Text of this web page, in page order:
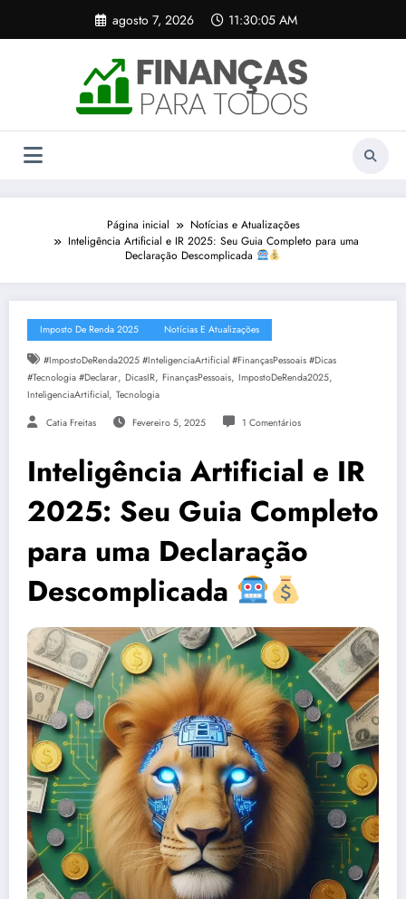
o
agosto 7, 2026 11:30:06 AM
Página inicial
Notícias e Atualizações
Inteligência Artificial e IR 2025: Seu Guia Completo para uma
Declaração Descomplicada
Imposto De Renda 2025 Notícias E Atualizações
#ImpostoDeRenda2025 #InteligenciaArtificial #FinançasPessoais #Dicas
#Tecnologia #Declarar, DicasIR, FinançasPessoais, ImpostoDeRenda2025,
InteligenciaArtificial, Tecnologia
Catia Freitas Fevereiro 5, 2025 1 Comentários
Inteligência Artificial e IR
2025: Seu Guia Completo
para uma Declaração
Descomplicada